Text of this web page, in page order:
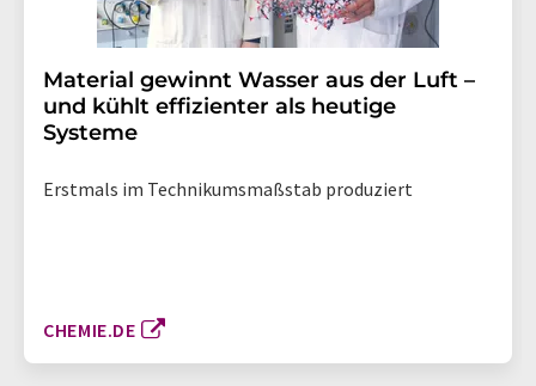
Material gewinnt Wasser aus der Luft –
und kühlt effizienter als heutige
Systeme
Erstmals im Technikumsmaßstab produziert
CHEMIE.DE